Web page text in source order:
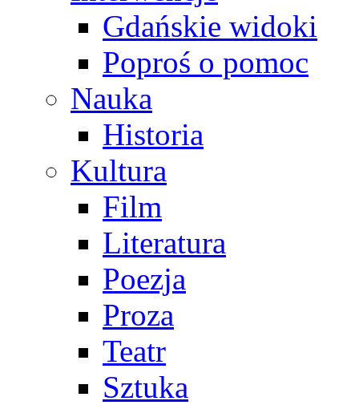
Gdańskie widoki
Poproś o pomoc
Nauka
Historia
Kultura
Film
Literatura
Poezja
Proza
Teatr
Sztuka